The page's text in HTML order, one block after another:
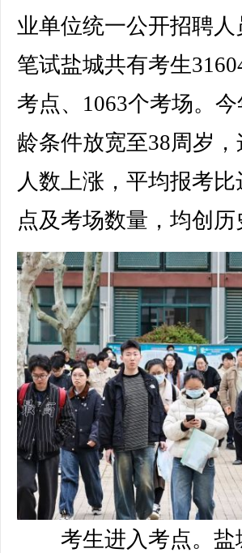
业单位统一公开招聘
笔试盐城共有考生
考点、1063个考场。
龄条件放宽至38周岁
人数上涨，平均报考
点及考场数量，均创历
考生进入考点。